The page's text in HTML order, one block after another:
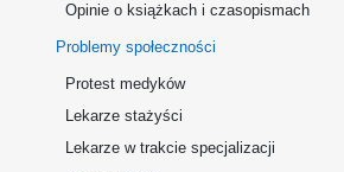
Opinie o książkach i czasopismach
Problemy społeczności
Protest medyków
Lekarze stażyści
Lekarze w trakcie specjalizacji